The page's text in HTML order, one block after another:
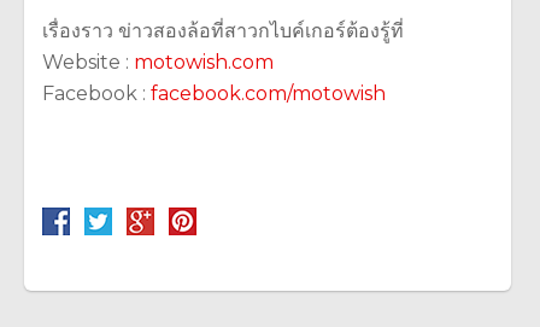
เรื่องราว ข่าวสองล้อที่สาวกไบค์เกอร์ต้องรู้ที่
Website : motowish.com
Facebook : facebook.com/motowish